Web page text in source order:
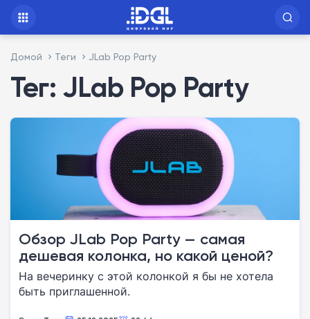
Домой Теги JLab Pop Party
Тег: JLab Pop Party
Обзор JLab Pop Party — самая
дешевая колонка, но какой ценой?
На вечеринку с этой колонкой я бы не хотела
быть приглашенной.